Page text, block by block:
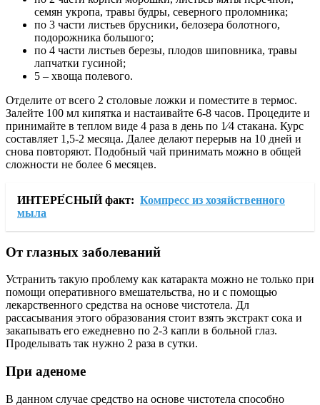
семян укропа, травы будры, северного проломника;
по 3 части листьев брусники, белозера болотного,
подорожника большого;
по 4 части листьев березы, плодов шиповника, травы
лапчатки гусиной;
5 – хвоща полевого.
Отделите от всего 2 столовые ложки и поместите в термос.
Залейте 100 мл кипятка и настаивайте 6-8 часов. Процедите и
принимайте в теплом виде 4 раза в день по 1⁄4 стакана. Курс
составляет 1,5-2 месяца. Далее делают перерыв на 10 дней и
снова повторяют. Подобный чай принимать можно в общей
сложности не более 6 месяцев.
ИНТЕРЕ́СНЫЙ факт: Компресс из хозяйственного
мыла
От глазных заболеваний
Устранить такую проблему как катаракта можно не только при
помощи оперативного вмешательства, но и с помощью
лекарственного средства на основе чистотела. Дл
рассасывания этого образования стоит взять экстракт сока и
закапывать его ежедневно по 2-3 капли в больной глаз.
Проделывать так нужно 2 раза в сутки.
При аденоме
В данном случае средство на основе чистотела способно